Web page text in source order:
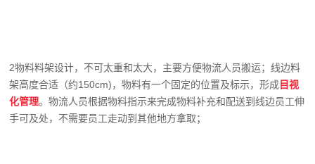
2物料料架设计，不可太重和太大，主要方便物流人员搬运；线边料
架高度合适（约150cm)，物料有一个固定的位置及标示，形成目视
化管理。物流人员根据物料指示来完成物料补充和配送到线边员工伸
手可及处，不需要员工走动到其他地方拿取；